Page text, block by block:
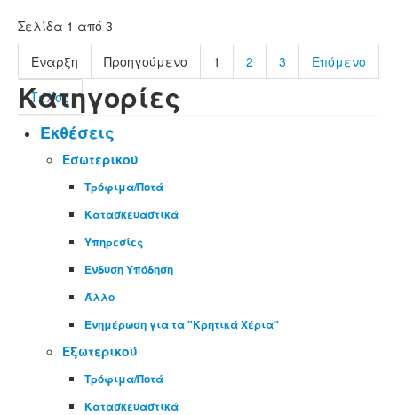
Σελίδα 1 από 3
Έναρξη
Προηγούμενο 1 2 3
Επόμενο
Τέλος
Κατηγορίες
Εκθέσεις
Εσωτερικού
Τρόφιμα/Ποτά
Κατασκευαστικά
Υπηρεσίες
Ένδυση Υπόδηση
Άλλο
Ενημέρωση για τα "Κρητικά Χέρια"
Εξωτερικού
Τρόφιμα/Ποτά
Κατασκευαστικά